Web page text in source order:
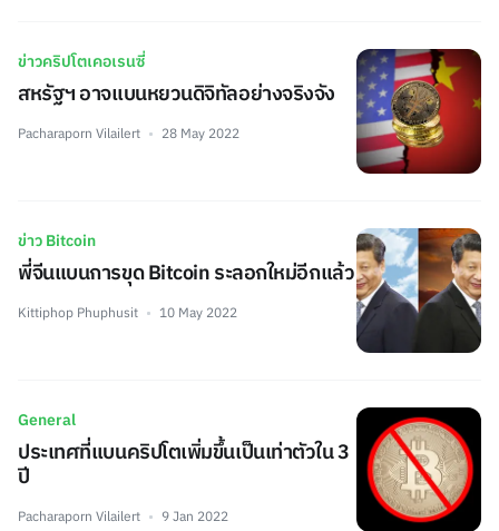
ข่าวคริปโตเคอเรนซี่
สหรัฐฯ อาจแบนหยวนดิจิทัลอย่างจริงจัง
Pacharaporn Vilailert 28 May 2022
ข่าว Bitcoin
พี่จีนแบนการขุด Bitcoin ระลอกใหม่อีกแล้ว
Kittiphop Phuphusit 10 May 2022
General
ประเทศที่แบนคริปโตเพิ่มขึ้นเป็นเท่าตัวใน 3
ปี
Pacharaporn Vilailert 9 Jan 2022